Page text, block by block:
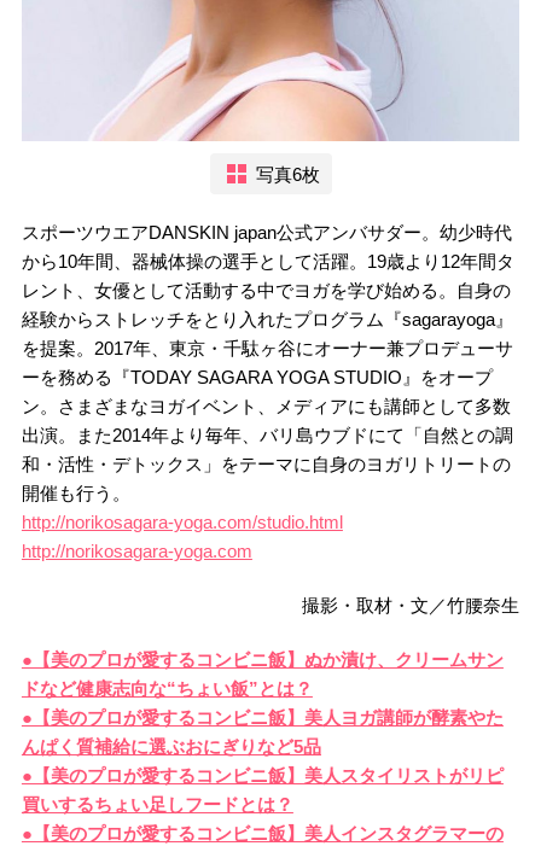
写真6枚
スポーツウエアDANSKIN japan公式アンバサダー。幼少時代
から10年間、器械体操の選手として活躍。19歳より12年間タ
レント、女優として活動する中でヨガを学び始める。自身の
経験からストレッチをとり入れたプログラム『sagarayoga』
を提案。2017年、東京・千駄ヶ谷にオーナー兼プロデューサ
ーを務める『TODAY SAGARA YOGA STUDIO』をオープ
ン。さまざまなヨガイベント、メディアにも講師として多数
出演。また2014年より毎年、バリ島ウブドにて「自然との調
和・活性・デトックス」をテーマに自身のヨガリトリートの
開催も行う。
http://norikosagara-yoga.com/studio.html
http://norikosagara-yoga.com
撮影・取材・文／竹腰奈生
●【美のプロが愛するコンビニ飯】ぬか漬け、クリームサン
ドなど健康志向な“ちょい飯”とは？
●【美のプロが愛するコンビニ飯】美人ヨガ講師が酵素やた
んぱく質補給に選ぶおにぎりなど5品
●【美のプロが愛するコンビニ飯】美人スタイリストがリピ
買いするちょい足しフードとは？
●【美のプロが愛するコンビニ飯】美人インスタグラマーの